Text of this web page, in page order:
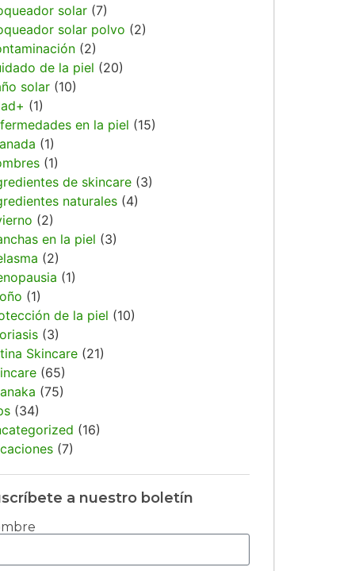
solar (7)
solar polvo (2)
(2)
de la piel (20)
solar (10)
(1)
en la piel (15)
(1)
(1)
de skincare (3)
naturales (4)
(2)
en la piel (3)
(2)
(1)
(1)
de la piel (10)
(3)
Skincare (21)
(65)
(75)
(34)
(16)
(7)
a nuestro boletín